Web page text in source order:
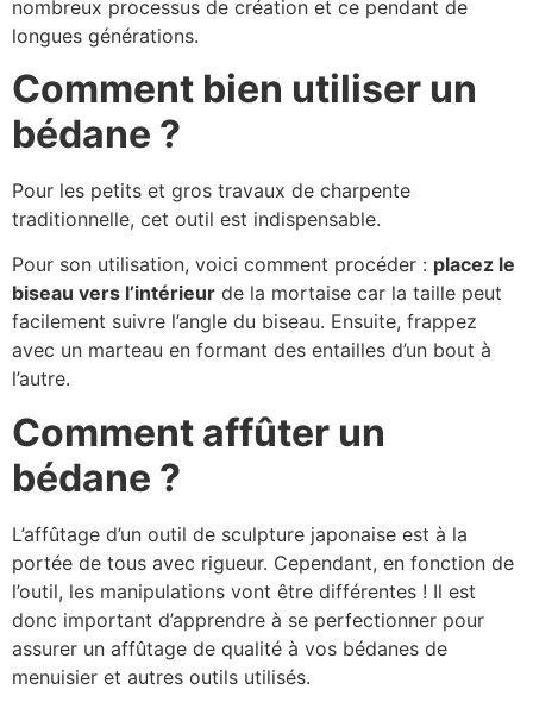
nombreux processus de création et ce pendant de
longues générations.
Comment bien utiliser un
bédane ?
Pour les petits et gros travaux de charpente
traditionnelle, cet outil est indispensable.
Pour son utilisation, voici comment procéder : placez le
biseau vers l’intérieur de la mortaise car la taille peut
facilement suivre l’angle du biseau. Ensuite, frappez
avec un marteau en formant des entailles d’un bout à
l’autre.
Comment affûter un
bédane ?
L’affûtage d’un outil de sculpture japonaise est à la
portée de tous avec rigueur. Cependant, en fonction de
l’outil, les manipulations vont être différentes ! Il est
donc important d’apprendre à se perfectionner pour
assurer un affûtage de qualité à vos bédanes de
menuisier et autres outils utilisés.